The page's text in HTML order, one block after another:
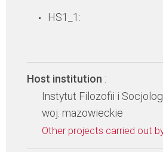
HS1_1:
Host institution :
Instytut Filozofii i
woj. mazowieckie
Other projects carried out